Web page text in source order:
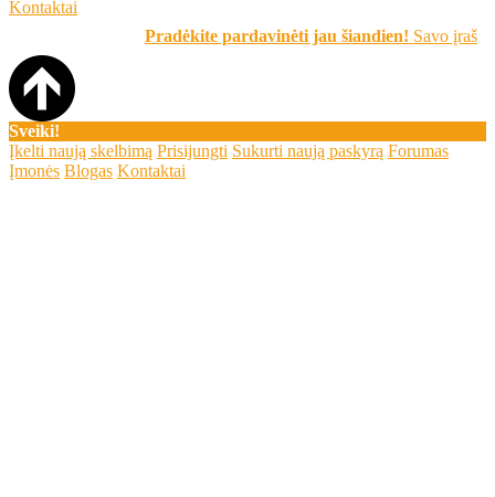
Kontaktai
Pradėkite pardavinėti jau šiandien! Savo įrašą
Sveiki!
Įkelti naują skelbimą Prisijungti Sukurti naują paskyrą Forumas
Įmonės Blogas Kontaktai